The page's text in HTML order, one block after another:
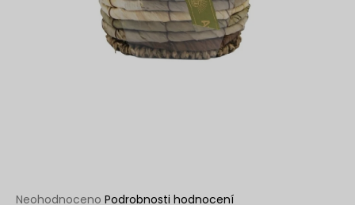
Průměrné
Neohodnoceno Podrobnosti hodnocení